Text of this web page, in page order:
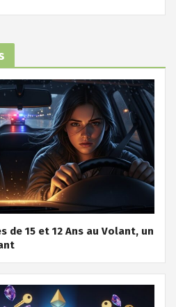
de 15 et 12 Ans au Volant, un